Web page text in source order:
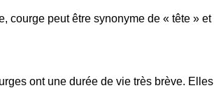
courge peut être synonyme de « tête »
ont une durée de vie très brève.